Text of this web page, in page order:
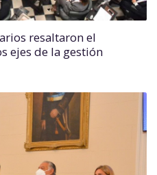
resaltaron el
ejes de la gestión